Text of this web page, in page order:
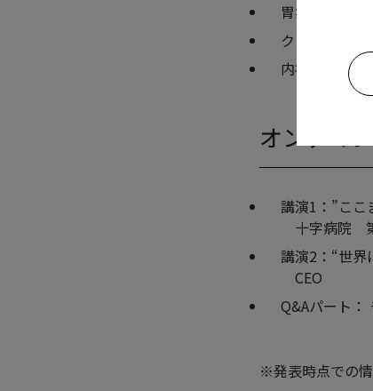
胃病変の拡大
クリニックで
内視鏡AIと拡
オンデマ
講演1：”ここ
十字病院
講演2：“世
CEO
Q&Aパート：
※発表時点での